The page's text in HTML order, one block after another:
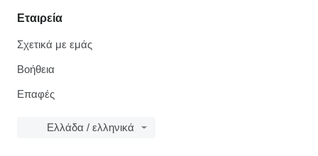
Εταιρεία
Σχετικά με εμάς
Βοήθεια
Επαφές
Ελλάδα / ελληνικά